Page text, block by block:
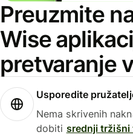
Preuzmite
Wise
pretvaranje
Usporedite
Nema skrivenih
dobiti srednji tržišni